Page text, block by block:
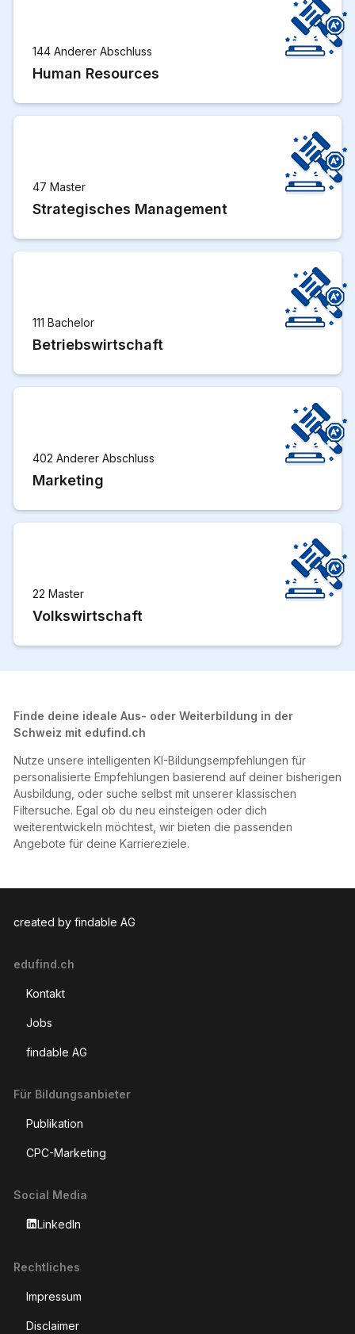
144 Anderer Abschluss
Human Resources
47 Master
Strategisches Management
111 Bachelor
Betriebswirtschaft
402 Anderer Abschluss
Marketing
22 Master
Volkswirtschaft
Finde deine ideale Aus- oder Weiterbildung in der
Schweiz mit edufind.ch
Nutze unsere intelligenten KI-Bildungsempfehlungen für
personalisierte Empfehlungen basierend auf deiner bisherigen
Ausbildung, oder suche selbst mit unserer klassischen
Filtersuche. Egal ob du neu einsteigen oder dich
weiterentwickeln möchtest, wir bieten die passenden
Angebote für deine Karriereziele.
created by findable AG
edufind.ch
Kontakt
Jobs
findable AG
Für Bildungsanbieter
Publikation
CPC-Marketing
Social Media
LinkedIn
Rechtliches
Impressum
Disclaimer